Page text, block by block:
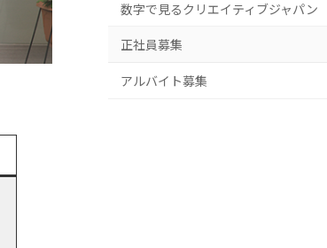
数字で見るクリエイティブジャパン
正社員募集
アルバイト募集